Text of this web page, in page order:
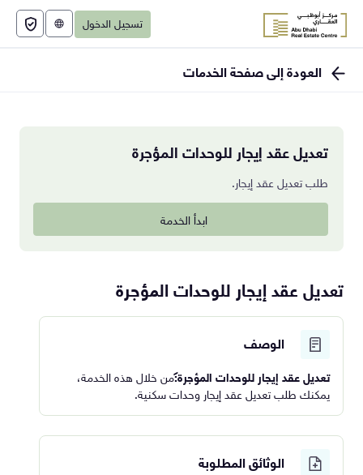
تسجيل الدخول English
العودة إلى صفحة الخدمات
تعديل عقد إيجار للوحدات المؤجرة
طلب تعديل عقد إيجار.
ابدأ الخدمة
تعديل عقد إيجار للوحدات المؤجرة
الوصف
تعديل عقد إيجار للوحدات المؤجرة:من خلال هذه الخدمة،
يمكنك طلب تعديل عقد إيجار وحدات سكنية.
الوثائق المطلوبة